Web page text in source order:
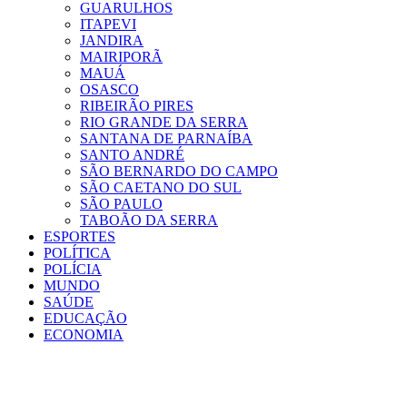
GUARULHOS
ITAPEVI
JANDIRA
MAIRIPORÃ
MAUÁ
OSASCO
RIBEIRÃO PIRES
RIO GRANDE DA SERRA
SANTANA DE PARNAÍBA
SANTO ANDRÉ
SÃO BERNARDO DO CAMPO
SÃO CAETANO DO SUL
SÃO PAULO
TABOÃO DA SERRA
ESPORTES
POLÍTICA
POLÍCIA
MUNDO
SAÚDE
EDUCAÇÃO
ECONOMIA